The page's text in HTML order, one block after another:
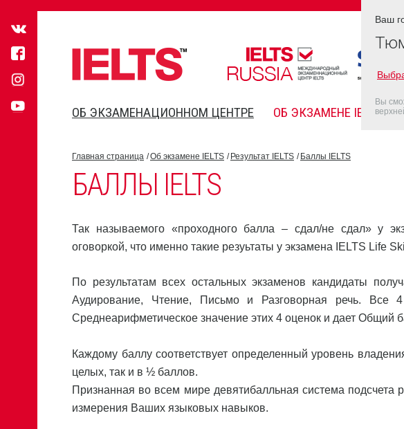
ОБ ЭКЗАМЕНАЦИОННОМ ЦЕНТРЕ ОБ ЭКЗАМЕНЕ IELTS
Главная страница Об экзамене IELTS Результат IELTS Баллы IELTS
БАЛЛЫ IELTS
Так называемого «проходного балла – сдал/не сдал» у
оговоркой, что именно такие резуьтаты у экзамена IELTS Life
По результатам всех остальных экзаменов кандидаты
Аудирование, Чтение, Письмо и Разговорная речь. Все
Среднеарифметическое значение этих 4 оценок и дает Общий
Каждому баллу соответствует определенный уровень
целых, так и в ½ баллов.
Признанная во всем мире девятибалльная система подсчета
измерения Ваших языковых навыков.
Ваш
Вы